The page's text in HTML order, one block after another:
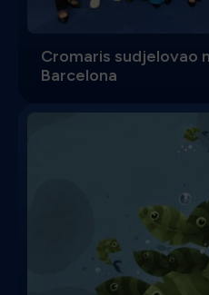
Cromaris sudjelovao
Barcelona